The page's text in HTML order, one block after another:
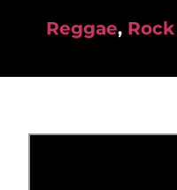
Reggae, Rock